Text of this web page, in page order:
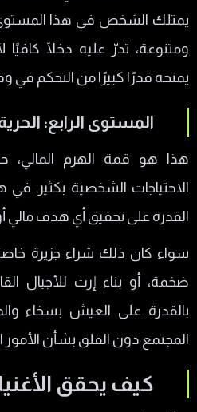
يمتلك الشخص في هذا
ومتنوعة، تدرّ عليه دخلًا كافيًا
يمنحه قدرًا كبيرًا من التحكم في
المستوى الرابع:
هذا هو قمة الهرم المالي،
الاحتياجات الشخصية بكثير. في
القدرة على تحقيق أي هدف مالي
سواء كان ذلك شراء جزيرة
ضخمة، أو بناء إرث للأجيال
بالقدرة على العيش بسخاء
المجتمع دون القلق بشأن الأمور
كيف يحقق